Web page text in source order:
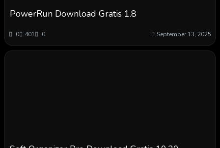
PowerRun Download Gratis 1.8
0 401 0 September 13, 2025